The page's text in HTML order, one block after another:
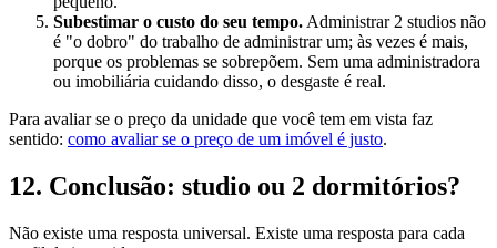
Subestimar o custo do seu tempo. Administrar 2 studios não
é "o dobro" do trabalho de administrar um; às vezes é mais,
porque os problemas se sobrepõem. Sem uma administradora
ou imobiliária cuidando disso, o desgaste é real.
Para avaliar se o preço da unidade que você tem em vista faz
sentido: como avaliar se o preço de um imóvel é justo.
12. Conclusão: studio ou 2 dormitórios?
Não existe uma resposta universal. Existe uma resposta para cada